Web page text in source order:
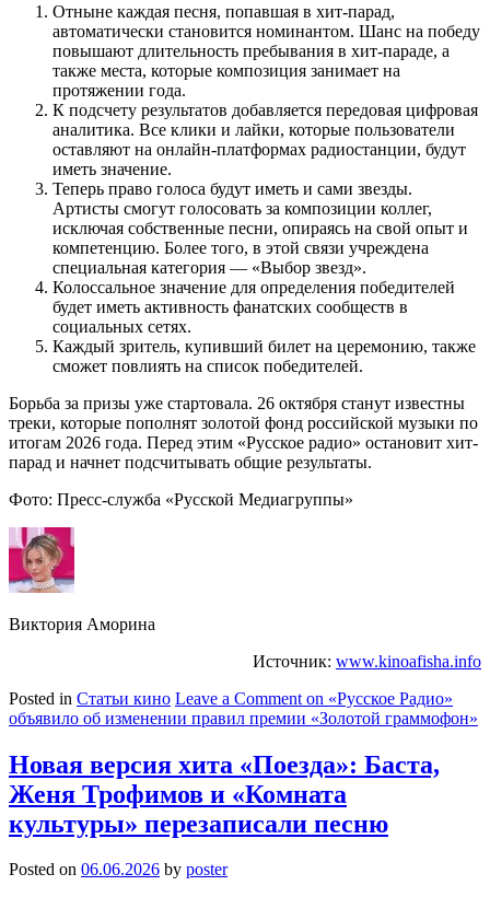
Отныне каждая песня, попавшая в хит-парад,
автоматически становится номинантом. Шанс на победу
повышают длительность пребывания в хит-параде, а
также места, которые композиция занимает на
протяжении года.
К подсчету результатов добавляется передовая цифровая
аналитика. Все клики и лайки, которые пользователи
оставляют на онлайн-платформах радиостанции, будут
иметь значение.
Теперь право голоса будут иметь и сами звезды.
Артисты смогут голосовать за композиции коллег,
исключая собственные песни, опираясь на свой опыт и
компетенцию. Более того, в этой связи учреждена
специальная категория — «Выбор звезд».
Колоссальное значение для определения победителей
будет иметь активность фанатских сообществ в
социальных сетях.
Каждый зритель, купивший билет на церемонию, также
сможет повлиять на список победителей.
Борьба за призы уже стартовала. 26 октября станут известны
треки, которые пополнят золотой фонд российской музыки по
итогам 2026 года. Перед этим «Русское радио» остановит хит-
парад и начнет подсчитывать общие результаты.
Фото: Пресс-служба «Русской Медиагруппы»
Виктория Аморина
Источник: www.kinoafisha.info
Posted in Статьи кино Leave a Comment on «Русское Радио»
объявило об изменении правил премии «Золотой граммофон»
Новая версия хита «Поезда»: Баста,
Женя Трофимов и «Комната
культуры» перезаписали песню
Posted on 06.06.2026 by poster